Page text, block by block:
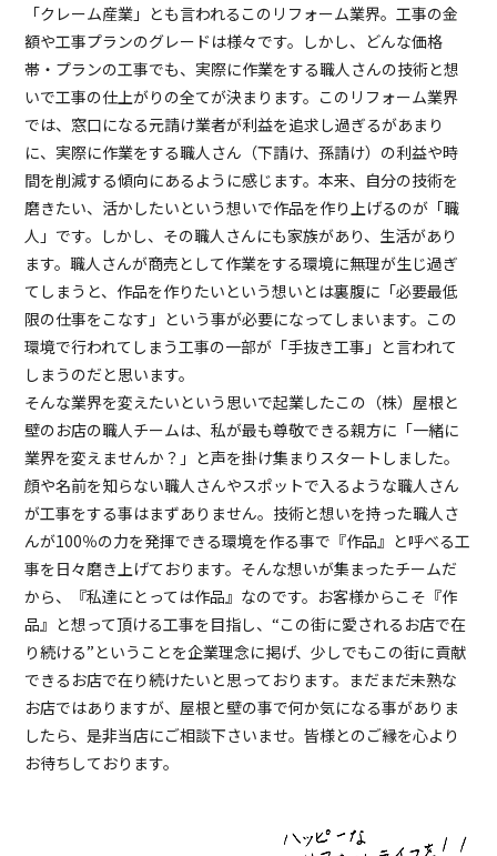
「クレーム産業」とも言われるこのリフォーム業界。工事の金
額や工事プランのグレードは様々です。しかし、どんな価格
帯・プランの工事でも、実際に作業をする職人さんの技術と想
いで工事の仕上がりの全てが決まります。このリフォーム業界
では、窓口になる元請け業者が利益を追求し過ぎるがあまり
に、実際に作業をする職人さん（下請け、孫請け）の利益や時
間を削減する傾向にあるように感じます。本来、自分の技術を
磨きたい、活かしたいという想いで作品を作り上げるのが「職
人」です。しかし、その職人さんにも家族があり、生活があり
ます。職人さんが商売として作業をする環境に無理が生じ過ぎ
てしまうと、作品を作りたいという想いとは裏腹に「必要最低
限の仕事をこなす」という事が必要になってしまいます。この
環境で行われてしまう工事の一部が「手抜き工事」と言われて
しまうのだと思います。
そんな業界を変えたいという思いで起業したこの（株）屋根と
壁のお店の職人チームは、私が最も尊敬できる親方に「一緒に
業界を変えませんか？」と声を掛け集まりスタートしました。
顔や名前を知らない職人さんやスポットで入るような職人さん
が工事をする事はまずありません。技術と想いを持った職人さ
んが100％の力を発揮できる環境を作る事で『作品』と呼べる工
事を日々磨き上げております。そんな想いが集まったチームだ
から、『私達にとっては作品』なのです。お客様からこそ『作
品』と想って頂ける工事を目指し、“この街に愛されるお店で在
り続ける”ということを企業理念に掲げ、少しでもこの街に貢献
できるお店で在り続けたいと思っております。まだまだ未熟な
お店ではありますが、屋根と壁の事で何か気になる事がありま
したら、是非当店にご相談下さいませ。皆様とのご縁を心より
お待ちしております。